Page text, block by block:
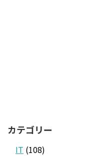
カテゴリー
IT (108)